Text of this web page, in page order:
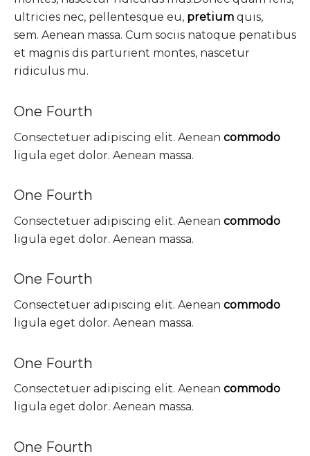
ultricies nec, pellentesque eu, pretium quis,
sem. Aenean massa. Cum sociis natoque penatibus
et magnis dis parturient montes, nascetur
ridiculus mu.
One Fourth
Consectetuer adipiscing elit. Aenean commodo
ligula eget dolor. Aenean massa.
One Fourth
Consectetuer adipiscing elit. Aenean commodo
ligula eget dolor. Aenean massa.
One Fourth
Consectetuer adipiscing elit. Aenean commodo
ligula eget dolor. Aenean massa.
One Fourth
Consectetuer adipiscing elit. Aenean commodo
ligula eget dolor. Aenean massa.
One Fourth